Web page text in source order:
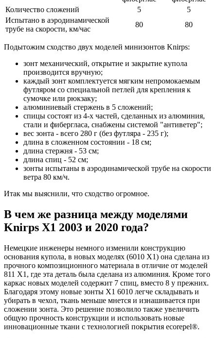
Количество сложений
5
5
Испытано в аэродинамической
трубе на скорости, км/час
80 80
Подытожим сходство двух моделей минизонтов Knirps:
зонт механический, открытие и закрытие купола
производится вручную;
каждый зонт комплектуется мягким непромокаемым
футляром со специальной петлей для крепления к
сумочке или рюкзаку;
алюминиевый стержень в 5 сложений;
спицы состоят из 4-х частей, сделанных из алюминия,
стали и фибергласа, снабжены системой "антиветер";
вес зонта - всего 280 г (без футляра - 235 г);
длина в сложенном состоянии - 18 см;
длина стержня - 53 см;
длина спиц - 52 см;
зонты испытаны в аэродинамической трубе на скорости
ветра 80 км/ч.
Итак мы выяснили, что сходство огромное.
В чем же разница между моделями
Knirps X1 2003 и 2020 года?
Немецкие инженеры немного изменили конструкцию
основания купола, в новых моделях (6010 X1) она сделана из
прочного композиционного материала в отличие от моделей
811 X1, где эта деталь была сделана из алюминия. Кроме того
каркас новых моделей содержит 7 спиц, вместо 8 у прежних.
Благодаря этому новые зонты X1 6010 легче складывать и
убирать в чехол, ткань меньше мнется и изнашивается при
сложении зонта. Это решение позволило также увеличить
общую прочность конструкции и использовать новые
инновационные ткани с технологией покрытия ecorepel®.